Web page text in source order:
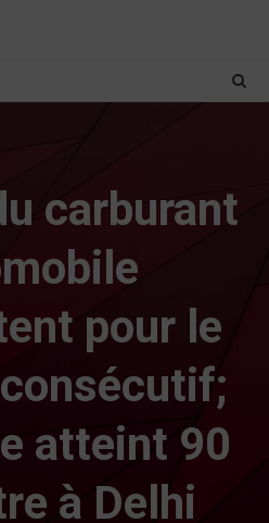
carburant
pour le
atteint 90
à Delhi